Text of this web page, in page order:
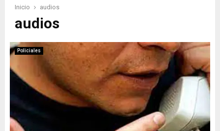
Inicio audios
audios
Policiales